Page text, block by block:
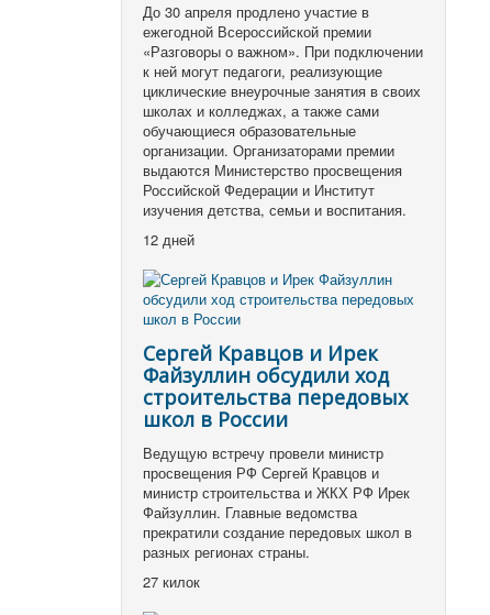
До 30 апреля продлено участие в
ежегодной Всероссийской премии
«Разговоры о важном». При подключении
к ней могут педагоги, реализующие
циклические внеурочные занятия в своих
школах и колледжах, а также сами
обучающиеся образовательные
организации. Организаторами премии
выдаются Министерство просвещения
Российской Федерации и Институт
изучения детства, семьи и воспитания.
12 дней
Сергей Кравцов и Ирек
Файзуллин обсудили ход
строительства передовых
школ в России
Ведущую встречу провели министр
просвещения РФ Сергей Кравцов и
министр строительства и ЖКХ РФ Ирек
Файзуллин. Главные ведомства
прекратили создание передовых школ в
разных регионах страны.
27 килок